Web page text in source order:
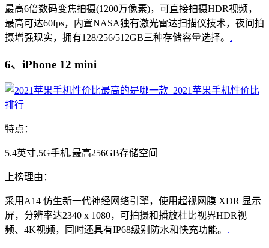
最高6倍数码变焦拍摄(1200万像素)，可直接拍摄HDR视频，
最高可达60fps，内置NASA独有激光雷达扫描仪技术，夜间拍
摄增强现实，拥有128/256/512GB三种存储容量选择。 .
6、iPhone 12 mini
特点：
5.4英寸,5G手机,最高256GB存储空间
上榜理由：
采用A14 仿生新一代神经网络引擎，使用超视网膜 XDR 显示
屏，分辨率达2340 x 1080，可拍摄和播放杜比视界HDR视
频、4K视频，同时还具有IP68级别防水和快充功能。 .